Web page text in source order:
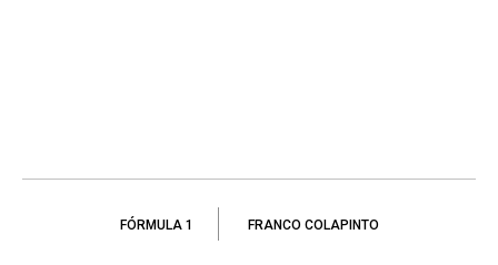
FÓRMULA 1 FRANCO COLAPINTO